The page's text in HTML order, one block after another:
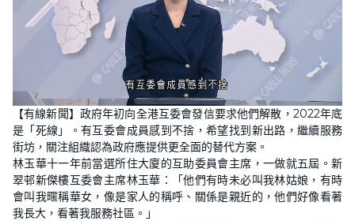
U
n
m
e
o
a
d
e
d
:
3
6
.
1
9
%
【有線新聞】政府年初向全港互委會發信要求他們解散，2022年底
是「死線」。有互委會成員感到不捨，希望找到新出路，繼續服務
街坊，關注組織認為政府應提供更全面的替代方案。
林玉華十一年前當選所住大廈的互助委員會主席，一做就五屆。新
翠邨新傑樓互委會主席林玉華：「他們有時未必叫我林姑娘，有時
會叫我暱稱華女，像是家人的稱呼、關係是親近的，他們好像看著
我長大，看著我服務社區。」